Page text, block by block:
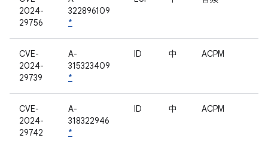
2024-
29756
322896109
*
CVE-
2024-
29739
A-
315323409
*
ID 中 ACPM
CVE-
2024-
29742
A-
318322946
*
ID 中 ACPM